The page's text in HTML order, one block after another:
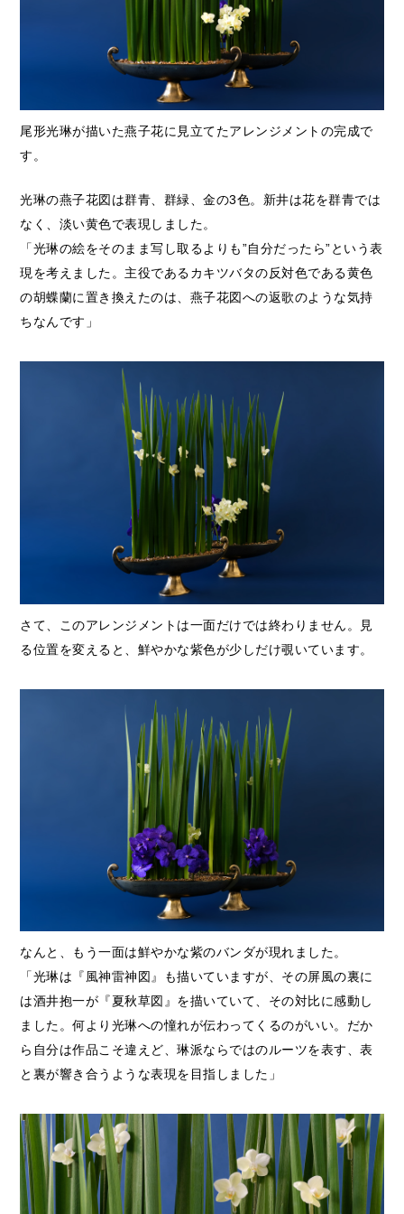
尾形光琳が描いた燕子花に見立てたアレンジメントの完成で
す。
光琳の燕子花図は群青、群緑、金の3色。新井は花を群青では
なく、淡い黄色で表現しました。
「光琳の絵をそのまま写し取るよりも”自分だったら”という表
現を考えました。主役であるカキツバタの反対色である黄色
の胡蝶蘭に置き換えたのは、燕子花図への返歌のような気持
ちなんです」
さて、このアレンジメントは一面だけでは終わりません。見
る位置を変えると、鮮やかな紫色が少しだけ覗いています。
なんと、もう一面は鮮やかな紫のバンダが現れました。
「光琳は『風神雷神図』も描いていますが、その屏風の裏に
は酒井抱一が『夏秋草図』を描いていて、その対比に感動し
ました。何より光琳への憧れが伝わってくるのがいい。だか
ら自分は作品こそ違えど、琳派ならではのルーツを表す、表
と裏が響き合うような表現を目指しました」